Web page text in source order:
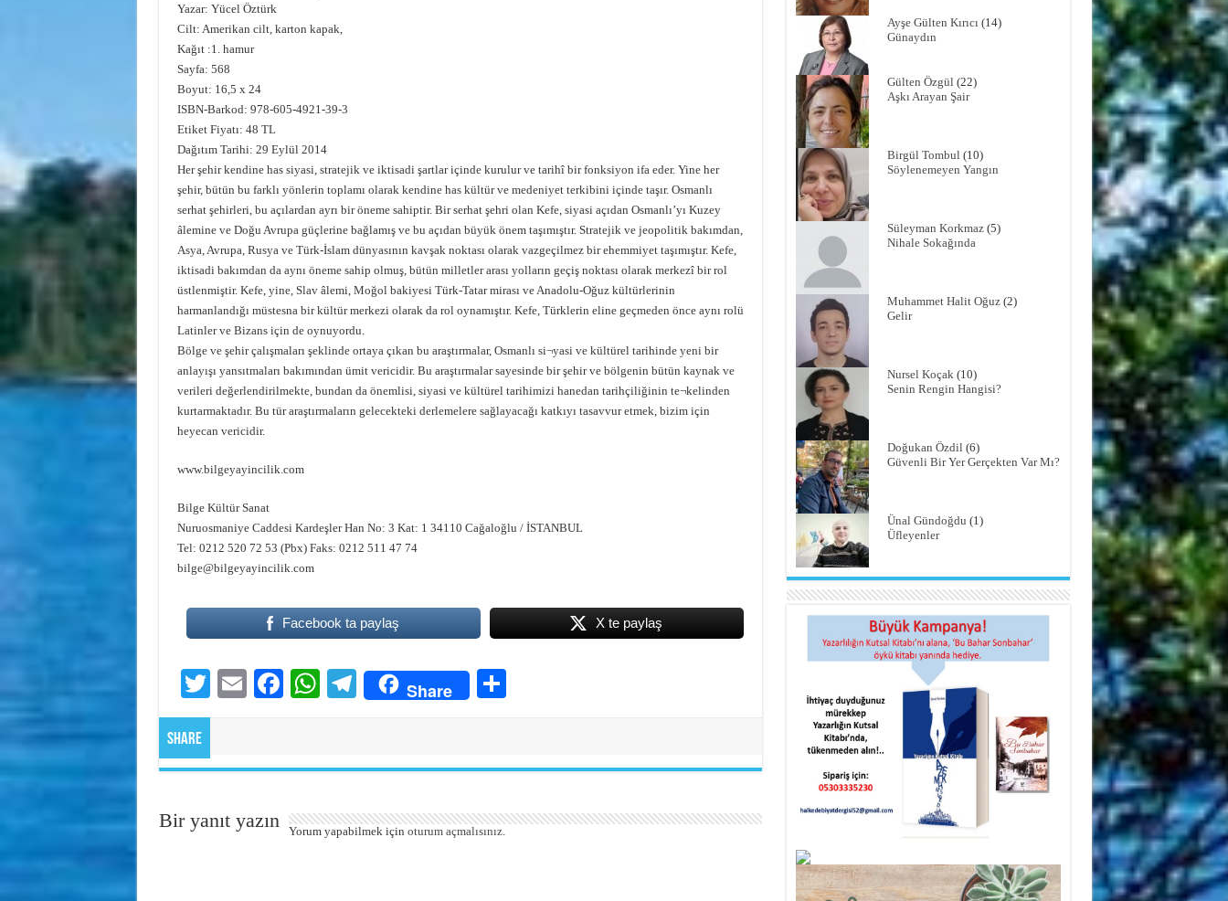
Yazar: Yücel Öztürk
Cilt: Amerikan cilt, karton kapak,
Kağıt :1. hamur
Sayfa: 568
Boyut: 16,5 x 24
ISBN-Barkod: 978-605-4921-39-3
Etiket Fiyatı: 48 TL
Dağıtım Tarihi: 29 Eylül 2014
Her şehir kendine has siyasi, stratejik ve iktisadi şartlar içinde kurulur ve tarihî bir fonksiyon ifa eder. Yine her
şehir, bütün bu farklı yönlerin toplamı olarak kendine has kültür ve medeniyet terkibini içinde taşır. Osmanlı
serhat şehirleri, bu açılardan ayrı bir öneme sahiptir. Bir serhat şehri olan Kefe, siyasi açıdan Osmanlı’yı Kuzey
âlemine ve Doğu Avrupa güçlerine bağlamış ve bu açıdan büyük önem taşımıştır. Stratejik ve jeopolitik bakımdan,
Asya, Avrupa, Rusya ve Türk-İslam dünyasının kavşak noktası olarak vazgeçilmez bir ehemmiyet taşımıştır. Kefe,
iktisadi bakımdan da aynı öneme sahip olmuş, bütün milletler arası yolların geçiş noktası olarak merkezî bir rol
üstlenmiştir. Kefe, yine, Slav âlemi, Moğol bakiyesi Türk-Tatar mirası ve Anadolu-Oğuz kültürlerinin
harmanlandığı müstesna bir kültür merkezi olarak da rol oynamıştır. Kefe, Türklerin eline geçmeden önce aynı rolü
Latinler ve Bizans için de oynuyordu.
Bölge ve şehir çalışmaları şeklinde ortaya çıkan bu araştırmalar, Osmanlı si¬yasi ve kültürel tarihinde yeni bir
anlayışı yansıtmaları bakımından ümit vericidir. Bu araştırmalar sayesinde bir şehir ve bölgenin bütün kaynak ve
verileri değerlendirilmekte, bundan da önemlisi, siyasi ve kültürel tarihimizi hanedan tarihçiliğinin te¬kelinden
kurtarmaktadır. Bu tür araştırmaların gelecekteki derlemelere sağlayacağı katkıyı tasavvur etmek, bizim için
heyecan vericidir.
www.bilgeyayincilik.com
Bilge Kültür Sanat
Nuruosmaniye Caddesi Kardeşler Han No: 3 Kat: 1 34110 Cağaloğlu / İSTANBUL
Tel: 0212 520 72 53 (Pbx) Faks: 0212 511 47 74
bilge@bilgeyayincilik.com
Facebook ta paylaş X te paylaş
T
wi
r
E
Fa
ok
W
A
Te
a
Share
Share
Bir yanıt yazın Yorum yapabilmek için oturum açmalısınız.
Ayşe Gülten Kırıcı(14)
Günaydın
Gülten Özgül(22)
Aşkı Arayan Şair
Birgül Tombul(10)
Söylenemeyen Yangın
Süleyman Korkmaz(5)
Nihale Sokağında
Muhammet Halit Oğuz(2)
Gelir
Nursel Koçak(10)
Senin Rengin Hangisi?
Doğukan Özdil(6)
Güvenli Bir Yer Gerçekten Var Mı?
Ünal Gündoğdu (1)
Üfleyenler